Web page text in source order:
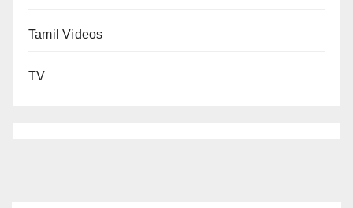
Tamil Videos
TV